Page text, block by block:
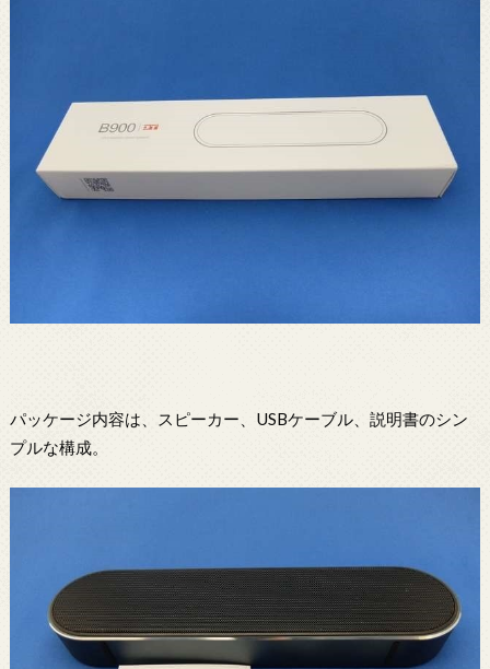
パッケージ内容は、スピーカー、USBケーブル、説明書のシン
プルな構成。